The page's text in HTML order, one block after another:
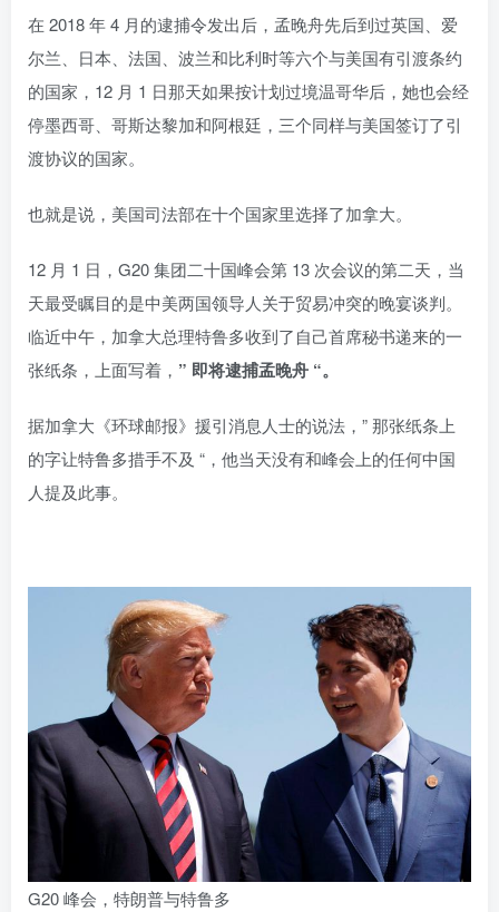
在 2018 年 4 月的逮捕令发出后，孟晚舟先后到过英国、爱
尔兰、日本、法国、波兰和比利时等六个与美国有引渡条约
的国家，12 月 1 日那天如果按计划过境温哥华后，她也会经
停墨西哥、哥斯达黎加和阿根廷，三个同样与美国签订了引
渡协议的国家。
也就是说，美国司法部在十个国家里选择了加拿大。
12 月 1 日，G20 集团二十国峰会第 13 次会议的第二天，当
天最受瞩目的是中美两国领导人关于贸易冲突的晚宴谈判。
临近中午，加拿大总理特鲁多收到了自己首席秘书递来的一
张纸条，上面写着， ” 即将逮捕孟晚舟 “。
据加拿大《环球邮报》援引消息人士的说法，” 那张纸条上
的字让特鲁多措手不及 “，他当天没有和峰会上的任何中国
人提及此事。
G20 峰会，特朗普与特鲁多